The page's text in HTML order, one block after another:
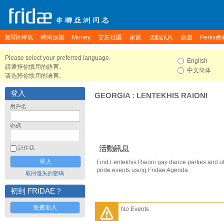
新聞&特寫 時尚娛樂 Money 交友社區 家族 活動訊息 旅遊 Perks會
Please select your preferred language.
請選擇你慣用的語言。
请选择你惯用的语言。
English
中文简体
登入
用戶名
密碼
記住我
取回遺失的密碼
初到 FRIDAE？
免費加入
GEORGIA : LENTEKHIS RAIONI
活動訊息
Find Lentekhis Raioni gay dance parties and
pride events using Fridae Agenda.
No Events